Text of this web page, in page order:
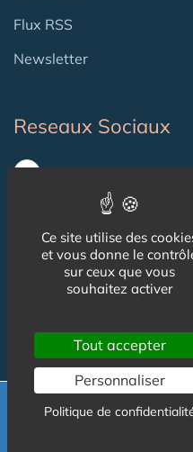
Flux RSS
Newsletter
Reseaux Sociaux
Informations
Mentions légales
Besoin
Ce site utilise des
et vous donne le
sur ceux que vous
souhaitez activer
Tout accepter
Personnaliser
Politique de